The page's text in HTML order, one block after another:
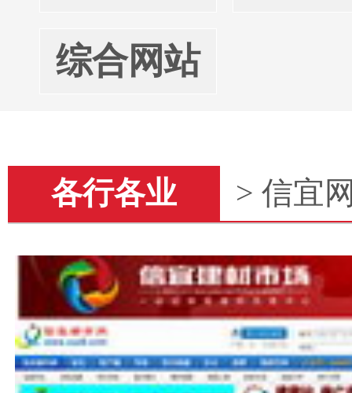
综合网站
各行各业 > 信宜